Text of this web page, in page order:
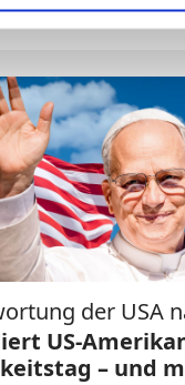
der USA
US-
– und